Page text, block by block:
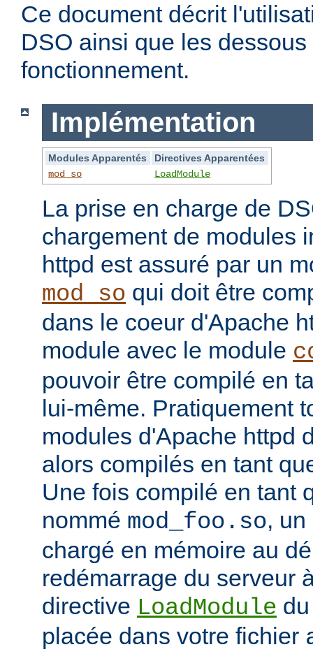
Ce document décrit
DSO ainsi que les
fonctionnement.
Implémentation
Modules Apparentés
Directives Apparentées
mod_so
LoadModule
La prise en charge de
chargement de modules
httpd est assuré par un
mod_so qui doit être
dans le coeur d'Apache
module avec le module
pouvoir être compilé en
lui-même. Pratiquement
modules d'Apache httpd
alors compilés en tant
Une fois compilé en tant
nommé mod_foo.so,
chargé en mémoire au
redémarrage du serveur
directive LoadModule
placée dans votre fichier